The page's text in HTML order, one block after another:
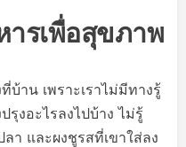
ารเพื่อสุขภาพ
บ้าน เพราะเราไม่มีทางรู้
รุงอะไรลงไปบ้าง ไม่รู้
า และผงชูรสที่เขาใส่ลง